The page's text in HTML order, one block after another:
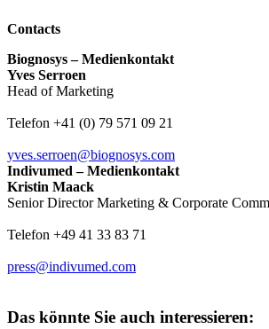
Contacts
Biognosys – Medienkontakt
Yves Serroen
Head of Marketing
Telefon +41 (0) 79 571 09 21
yves.serroen@biognosys.com
Indivumed – Medienkontakt
Kristin Maack
Senior Director Marketing & Corporate
Telefon +49 41 33 83 71
press@indivumed.com
Das könnte Sie auch interessieren: